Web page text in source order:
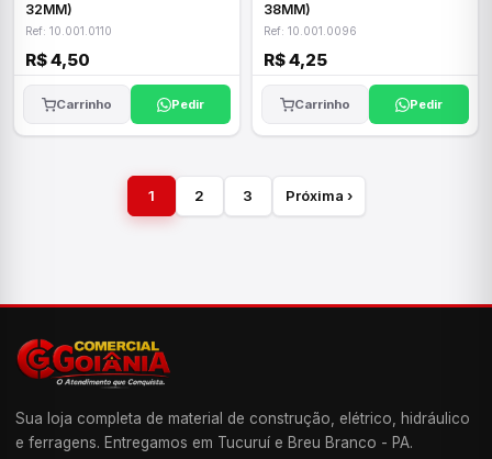
32MM)
Ref: 10.001.0110
R$ 4,50
Carrinho Pedir
38MM)
Ref: 10.001.0096
R$ 4,25
Carrinho Pedir
1 2 3 Próxima ›
Sua loja completa de material de construção, elétrico, hidráulico
e ferragens. Entregamos em Tucuruí e Breu Branco - PA.